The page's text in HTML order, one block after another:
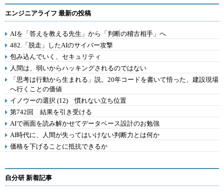
エンジニアライフ 最新の投稿
AIを「答えを教える先生」から「判断の稽古相手」へ
482.「脱走」したAIのサイバー攻撃
包み込んでいく、セキュリティ
人間は、弱いからハッキングされるのではない
「思考は行動から生まれる」説。20年コードを書いて悟った、建設現場
へ行くことの価値
イノウーの選択 (12) 慣れない立ち位置
第742回 結果を引き受ける
AIで画面を読み解かせてデータベース設計のお勉強
AI時代に、人間が失ってはいけない判断力とは何か
価格を下げることに抵抗できるか
自分研 新着記事